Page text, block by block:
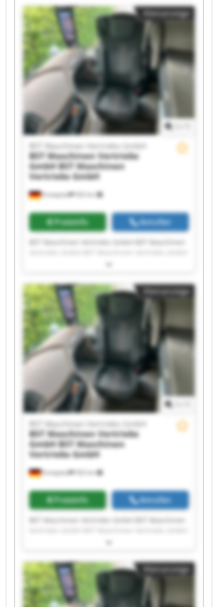
BST Maschinen Vertriebs GmbH BST Maschinen
Vertriebs GmbH BST Maschinen Vertriebs GmbH
BST Maschinen Vertriebs GmbH BST Maschinen
Vertriebs GmbH BST Maschinen Vertriebs GmbH
BST Maschinen Vertriebs GmbH BST Maschinen
Vertriebs GmbH BST Maschinen Vertriebs GmbH
BST Maschinen Vertriebs GmbH BST Maschinen
Vertriebs GmbH BST Maschinen Vertriebs GmbH
BST Maschinen Vertriebs GmbH BST Maschinen
Vertriebs GmbH
Kleinanzeige
Ennepetal 502 km
BST Maschinen Vertriebs GmbH
BST Maschinen Vertriebs
GmbHBST Maschinen
Vertriebs GmbH
Preisinfo Anrufen
BST Maschinen Vertriebs GmbH BST Maschinen
BST Maschinen Vertriebs GmbH BST Maschinen
Vertriebs GmbH BST Maschinen Vertriebs GmbH
BST Maschinen Vertriebs GmbH BST Maschinen
Vertriebs GmbH BST Maschinen Vertriebs GmbH
BST Maschinen Vertriebs GmbH BST Maschinen
Vertriebs GmbH BST Maschinen Vertriebs GmbH
BST Maschinen Vertriebs GmbH BST Maschinen
Vertriebs GmbH BST Maschinen Vertriebs GmbH
BST Maschinen Vertriebs GmbH BST Maschinen
Vertriebs GmbH
Kleinanzeige
Ennepetal 502 km
BST Maschinen Vertriebs GmbH
BST Maschinen Vertriebs
GmbHBST Maschinen
Vertriebs GmbH
Preisinfo Anrufen
BST Maschinen Vertriebs GmbH BST Maschinen
BST Maschinen Vertriebs GmbH BST Maschinen
Vertriebs GmbH BST Maschinen Vertriebs GmbH
BST Maschinen Vertriebs GmbH BST Maschinen
Vertriebs GmbH BST Maschinen Vertriebs GmbH
BST Maschinen Vertriebs GmbH BST Maschinen
Kleinanzeige